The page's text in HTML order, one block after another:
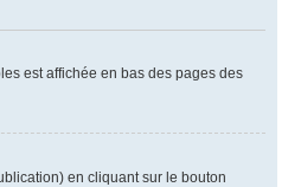
est affichée en bas des pages des
en cliquant sur le bouton